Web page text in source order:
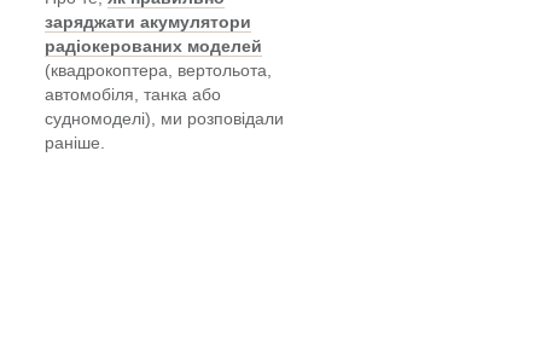
заряджати акумулятори
радіокерованих моделей
(квадрокоптера, вертольота,
автомобіля, танка або
судномоделі), ми розповідали
раніше.